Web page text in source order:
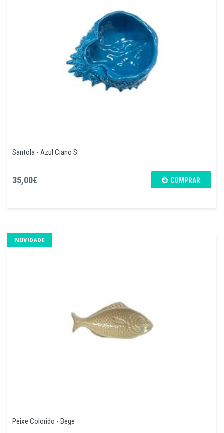
Santola - Azul Ciano S
35,00€ COMPRAR
NOVIDADE
Peixe Colorido - Bege